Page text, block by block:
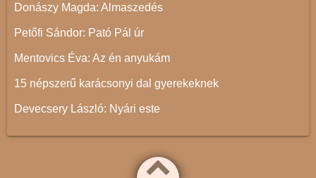
Donászy Magda: Almaszedés
Petőfi Sándor: Pató Pál úr
Mentovics Éva: Az én anyukám
15 népszerű karácsonyi dal gyerekeknek
Devecsery László: Nyári este